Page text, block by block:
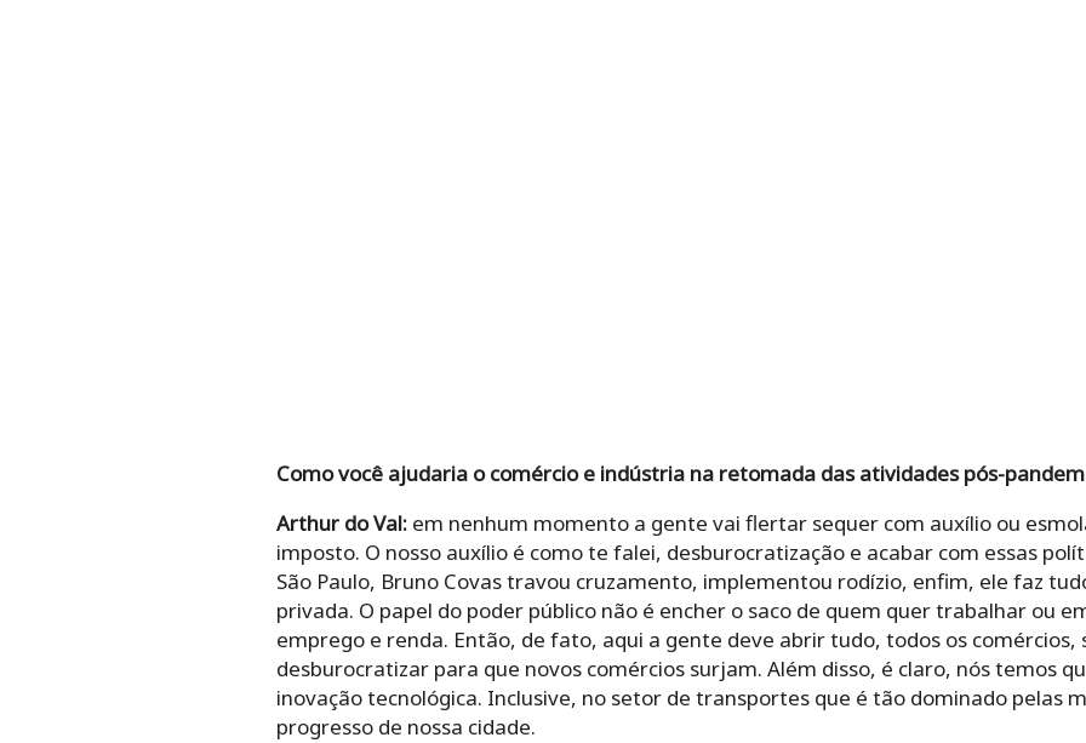
Como você ajudaria o comércio e indústria na retomada das atividades pós-
Arthur do Val: em nenhum momento a gente vai flertar sequer com auxílio ou
imposto. O nosso auxílio é como te falei, desburocratização e acabar com essas
São Paulo, Bruno Covas travou cruzamento, implementou rodízio, enfim, ele faz
privada. O papel do poder público não é encher o saco de quem quer trabalhar ou
emprego e renda. Então, de fato, aqui a gente deve abrir tudo, todos os
desburocratizar para que novos comércios surjam. Além disso, é claro, nós temos
inovação tecnológica. Inclusive, no setor de transportes que é tão dominado pelas
progresso de nossa cidade.